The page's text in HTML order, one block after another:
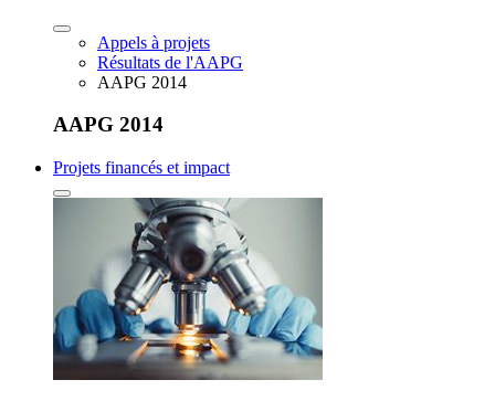
Appels à projets
Résultats de l'AAPG
AAPG 2014
AAPG 2014
Projets financés et impact